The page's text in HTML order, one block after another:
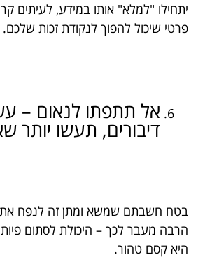
יתחילו "למלא" אותו במידע, לעיתים
פרטי שיכול להפוך לנקודת זכות שלכם.
אל תתפתו לנאום –
דיבורים, תעשו יותר
בטח חשבתם שמשא ומתן זה לנפח את
הרבה מעבר לכך – היכולת לסתום
היא קסם טהור.